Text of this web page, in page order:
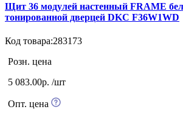
Щит 36 модулей настенный FRAME
тонированной дверцей DKC F36W1WD
Код товара:283173
Розн. цена
5 083.00р. /шт
Опт. цена